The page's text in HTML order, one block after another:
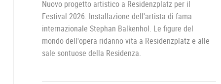
Nuovo progetto artistico a Residenzplatz per il
Festival 2026: Installazione dell'artista di fama
internazionale Stephan Balkenhol. Le figure del
mondo dell'opera ridanno vita a Residenzplatz e alle
sale sontuose della Residenza.